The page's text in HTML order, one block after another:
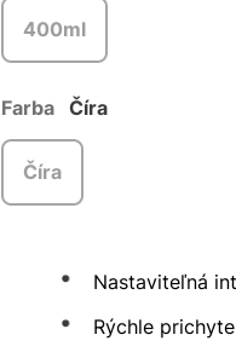
400ml
Farba Číra
Číra
Nastaviteľná
Rýchle